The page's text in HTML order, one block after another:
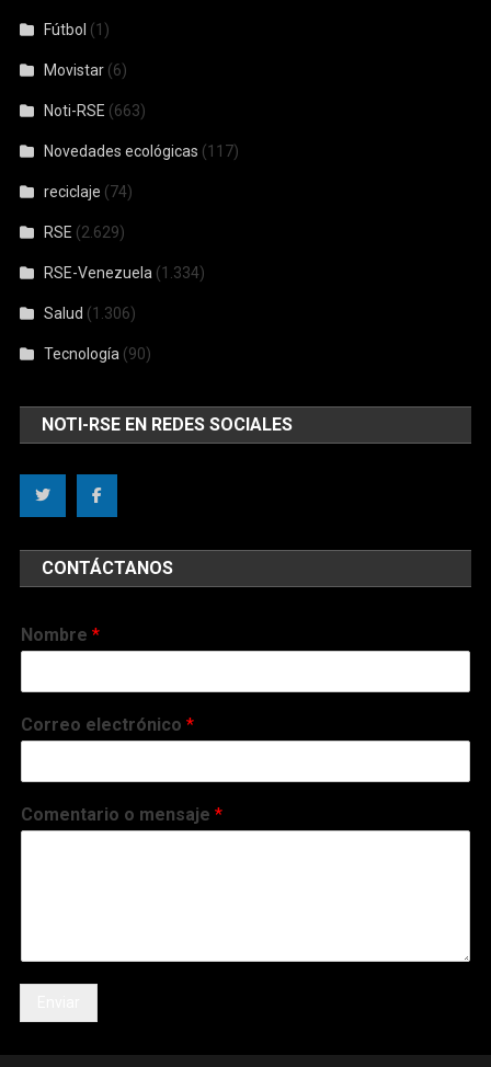
Fútbol (1)
Movistar (6)
Noti-RSE (663)
Novedades ecológicas (117)
reciclaje (74)
RSE (2.629)
RSE-Venezuela (1.334)
Salud (1.306)
Tecnología (90)
NOTI-RSE EN REDES SOCIALES
CONTÁCTANOS
Nombre*
Correo electrónico*
Comentario o mensaje*